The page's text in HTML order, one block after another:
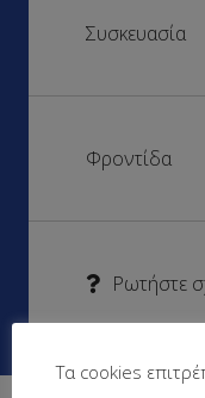
Συσκευασία
Φροντίδα
Ρωτήστε
Τα cookies